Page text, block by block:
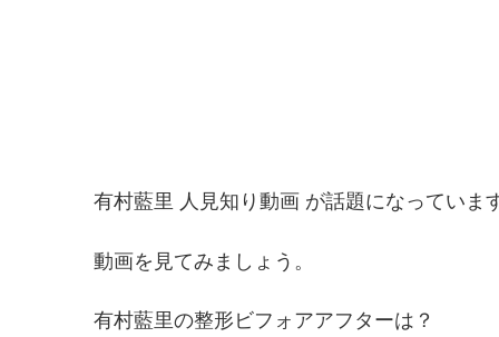
有村藍里 人見知り動画 が話題になっていま
動画を見てみましょう。
有村藍里の整形ビフォアアフターは？